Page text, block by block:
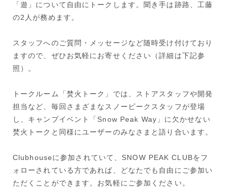
「遊」について自由にトークします。聞き手は跡路、工藤
の2人が務めます。
スタッフへのご質問・メッセージなど随時受け付けており
ますので、ぜひお気軽にお寄せください（詳細は下記参
照）。
トークルーム「焚火トーク」では、ストアスタッフや開発
担当など、毎回さまざまなスノーピークスタッフが登場
し、キャンプイベント「Snow Peak Way」に欠かせない
焚火トークと同様にユーザーのみなさまと語り合います。
Clubhouseに参加されていて、SNOW PEAK CLUBをフ
ォローされている方であれば、どなたでも自由にご参加い
ただくことができます。お気軽にご参加ください。